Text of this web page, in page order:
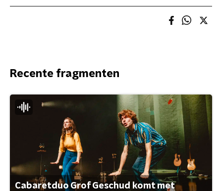
Recente fragmenten
Cabaretduo Grof Geschud komt met